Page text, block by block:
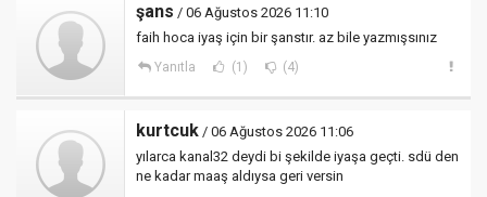
şans / 06 Ağustos 2026 11:10
faih hoca iyaş için bir şanstır. az bile yazmışsınız
Yanıtla (1) (4)
kurtcuk / 06 Ağustos 2026 11:06
yılarca kanal32 deydi bi şekilde iyaşa geçti. sdü den
ne kadar maaş aldıysa geri versin